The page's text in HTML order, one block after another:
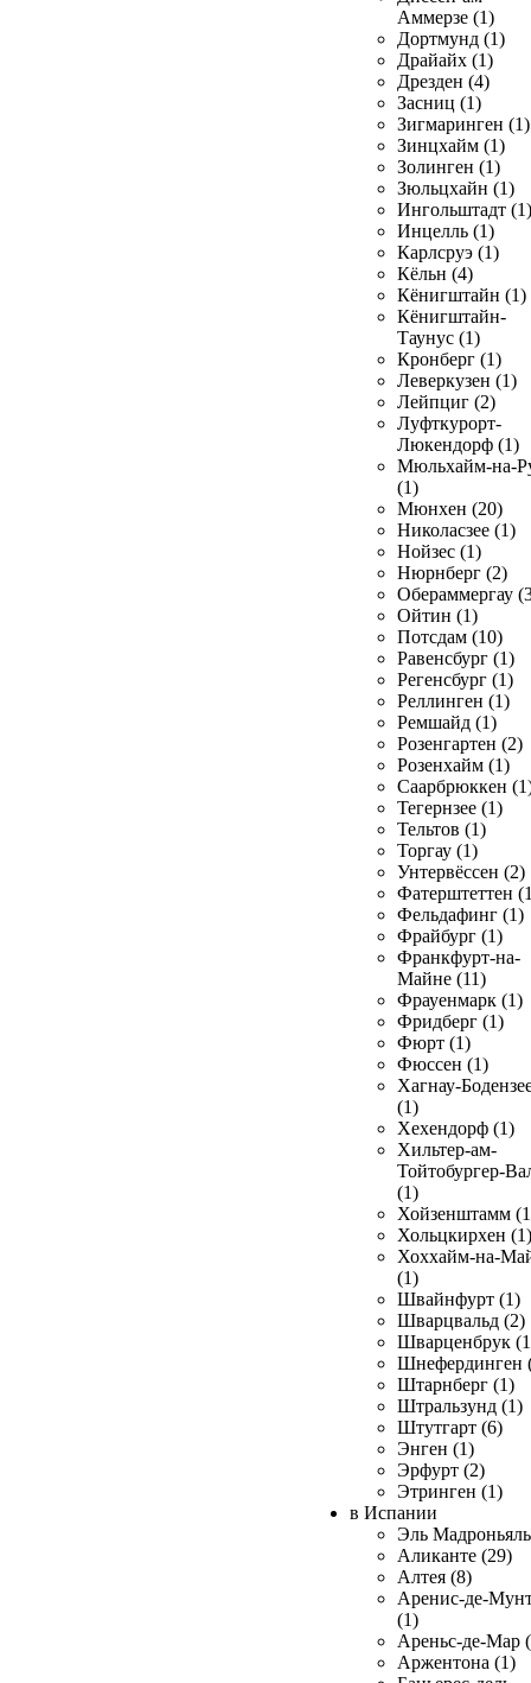
Аммерзе (1)
Дортмунд (1)
Драйайх (1)
Дрезден (4)
Засниц (1)
Зигмаринген (1)
Зинцхайм (1)
Золинген (1)
Зюльцхайн (1)
Ингольштадт (1)
Инцелль (1)
Карлсруэ (1)
Кёльн (4)
Кёнигштайн (1)
Кёнигштайн-
Таунус (1)
Кронберг (1)
Леверкузен (1)
Лейпциг (2)
Луфткурорт-
Люкендорф (1)
Мюльхайм-на-
(1)
Мюнхен (20)
Николасзее (1)
Нойзес (1)
Нюрнберг (2)
Обераммергау
Ойтин (1)
Потсдам (10)
Равенсбург (1)
Регенсбург (1)
Реллинген (1)
Ремшайд (1)
Розенгартен (2)
Розенхайм (1)
Саарбрюккен
Тегернзее (1)
Тельтов (1)
Торгау (1)
Унтервёссен (2)
Фатерштеттен
Фельдафинг (1)
Фрайбург (1)
Франкфурт-на-
Майне (11)
Фрауенмарк (1)
Фридберг (1)
Фюрт (1)
Фюссен (1)
Хагнау-
(1)
Хехендорф (1)
Хильтер-ам-
Тойтобургер-
(1)
Хойзенштамм
Хольцкирхен (1)
Хоххайм-на-
(1)
Швайнфурт (1)
Шварцвальд (2)
Шварценбрук
Шнефердинген
Штарнберг (1)
Штральзунд (1)
Штутгарт (6)
Энген (1)
Эрфурт (2)
Этринген (1)
в Испании
Эль
Аликанте (29)
Алтея (8)
Аренис-де-
(1)
Ареньс-де-Мар
Аржентона (1)